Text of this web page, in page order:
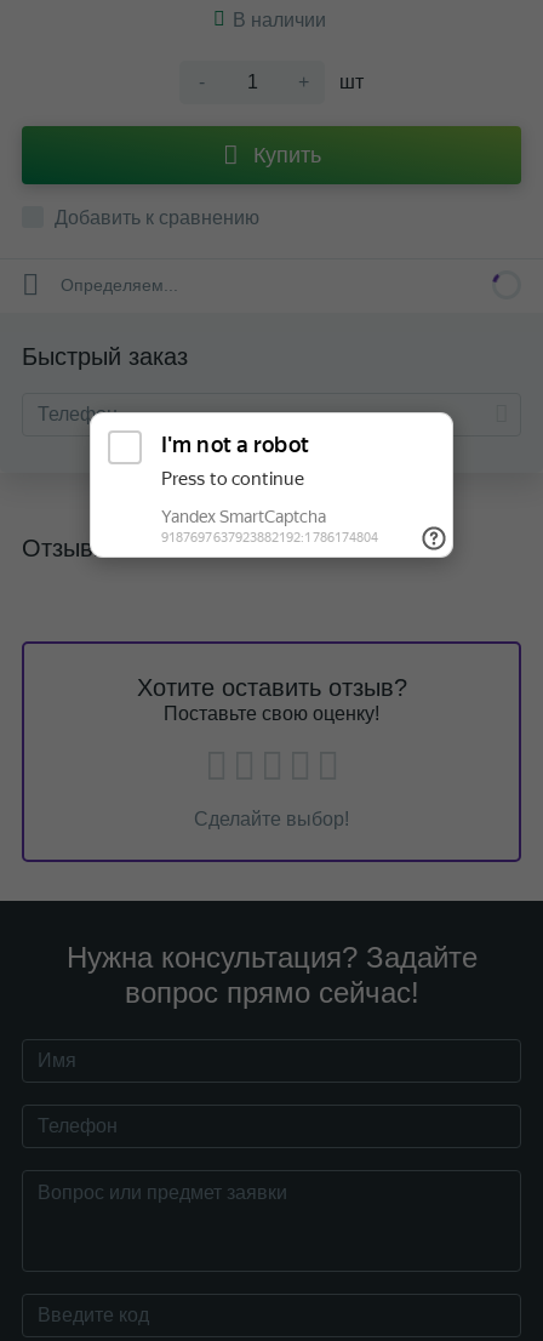
В наличии
- + шт
Купить
Добавить к сравнению
Определяем...
Быстрый заказ
Отзывы
Хотите оставить отзыв?
Поставьте свою оценку!
Сделайте выбор!
Нужна консультация? Задайте
вопрос прямо сейчас!